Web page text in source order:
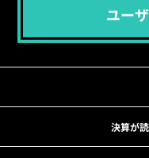
ユー
決算が